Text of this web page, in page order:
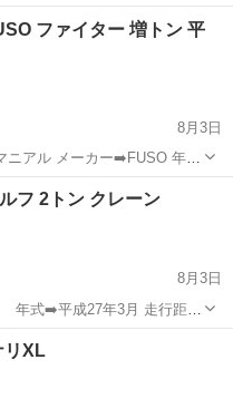
現状渡
可能！ 詳...ファイター 増トン 平
8月3日
275万 8トン増トン
フ 2トン クレーン
8月3日
...
ン
リXL